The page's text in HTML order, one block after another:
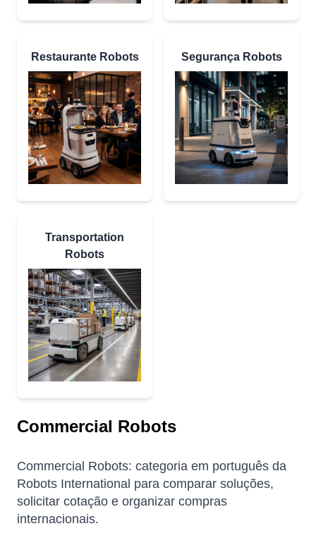
Restaurante Robots Segurança Robots
Transportation
Robots
Commercial Robots
Commercial Robots: categoria em português da
Robots International para comparar soluções,
solicitar cotação e organizar compras
internacionais.